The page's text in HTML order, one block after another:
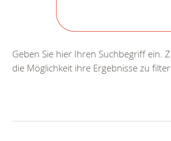
Geben Sie hier Ihren Suchbegriff ein.
die Möglichkeit ihre Ergebnisse zu